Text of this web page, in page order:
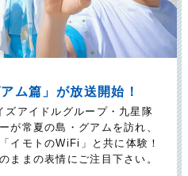
ム篇」が放送開始！
アイドルグループ・九星隊
が常夏の島・グアムを訪れ、
イモトのWiFi」と共に体験！
ままの表情にご注目下さい。